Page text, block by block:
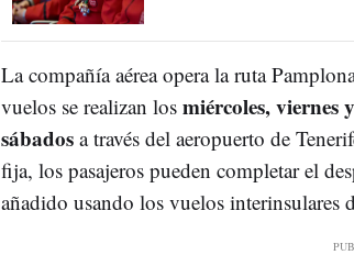
La compañía aérea opera la ruta
vuelos se realizan los miércoles, viernes
sábadosa través del aeropuerto de
fija, los pasajeros pueden completar el
añadido usando los vuelos interinsulares